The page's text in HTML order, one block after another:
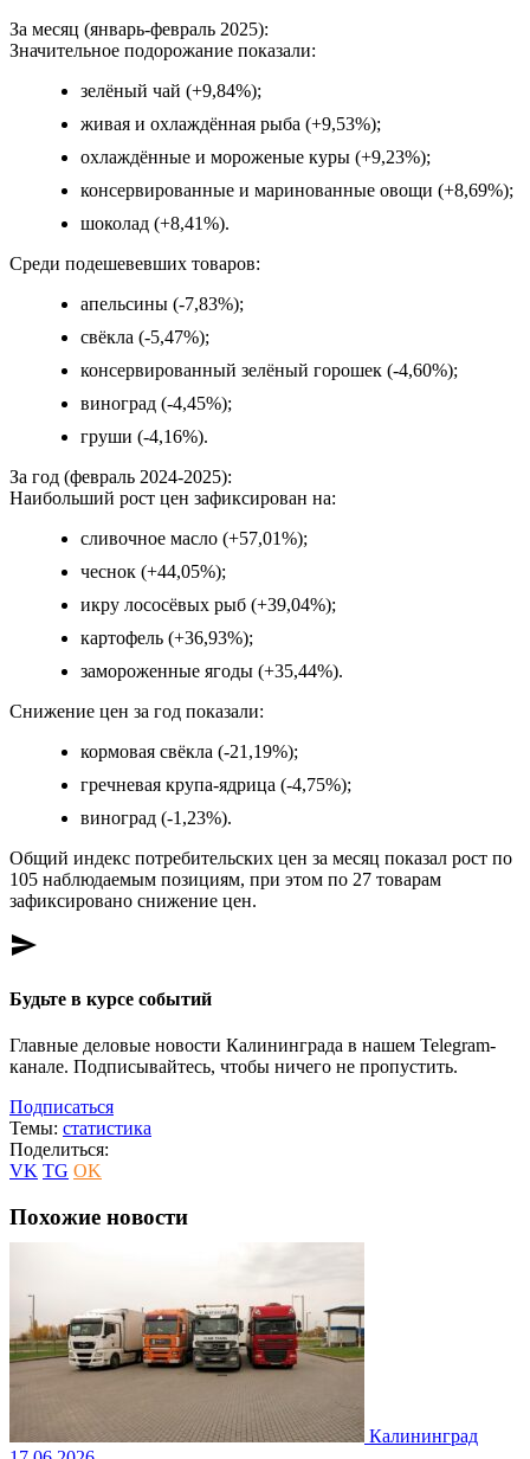
За месяц (январь-февраль 2025):
Значительное подорожание показали:
зелёный чай (+9,84%);
живая и охлаждённая рыба (+9,53%);
охлаждённые и мороженые куры (+9,23%);
консервированные и маринованные овощи (+8,69%);
шоколад (+8,41%).
Среди подешевевших товаров:
апельсины (-7,83%);
свёкла (-5,47%);
консервированный зелёный горошек (-4,60%);
виноград (-4,45%);
груши (-4,16%).
За год (февраль 2024-2025):
Наибольший рост цен зафиксирован на:
сливочное масло (+57,01%);
чеснок (+44,05%);
икру лососёвых рыб (+39,04%);
картофель (+36,93%);
замороженные ягоды (+35,44%).
Снижение цен за год показали:
кормовая свёкла (-21,19%);
гречневая крупа-ядрица (-4,75%);
виноград (-1,23%).
Общий индекс потребительских цен за месяц показал рост по
105 наблюдаемым позициям, при этом по 27 товарам
зафиксировано снижение цен.
send
Будьте в курсе событий
Главные деловые новости Калининграда в нашем Telegram-
канале. Подписывайтесь, чтобы ничего не пропустить.
Подписаться
Темы: статистика
Поделиться:
VK TG OK
Похожие новости
Калининград